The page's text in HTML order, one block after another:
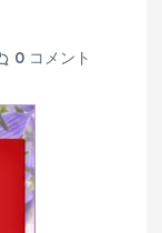
0 コメント